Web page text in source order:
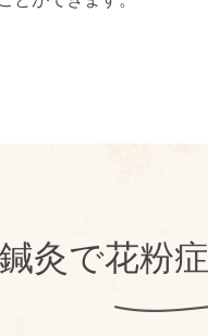
鍼灸で花粉症